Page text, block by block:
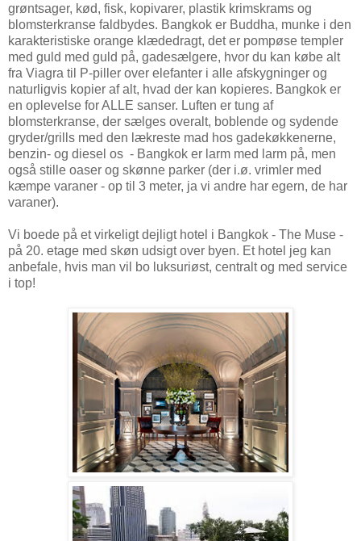
grøntsager, kød, fisk, kopivarer, plastik krimskrams og
blomsterkranse faldbydes. Bangkok er Buddha, munke i den
karakteristiske orange klædedragt, det er pompøse templer
med guld med guld på, gadesælgere, hvor du kan købe alt
fra Viagra til P-piller over elefanter i alle afskygninger og
naturligvis kopier af alt, hvad der kan kopieres. Bangkok er
en oplevelse for ALLE sanser. Luften er tung af
blomsterkranse, der sælges overalt, boblende og sydende
gryder/grills med den lækreste mad hos gadekøkkenerne,
benzin- og diesel os - Bangkok er larm med larm på, men
også stille oaser og skønne parker (der i.ø. vrimler med
kæmpe varaner - op til 3 meter, ja vi andre har egern, de har
varaner).
Vi boede på et virkeligt dejligt hotel i Bangkok - The Muse -
på 20. etage med skøn udsigt over byen. Et hotel jeg kan
anbefale, hvis man vil bo luksuriøst, centralt og med service
i top!